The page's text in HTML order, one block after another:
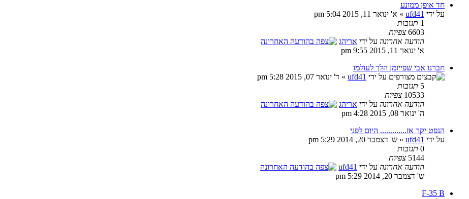
חד אופן ממונע
על ידי ufd41 » א' ינואר 11, 2015 5:04 pm
1 תגובות
6603 צפיות
הודעה אחרונה על ידי אריהג
א' ינואר 11, 2015 9:55 pm
חברנו אבי שפייזמן הלך לעולמו
על ידי ufd41 » ד' ינואר 07, 2015 5:28 pm
5 תגובות
10533 צפיות
הודעה אחרונה על ידי אריהג
ה' ינואר 08, 2015 4:28 pm
הנפט יקר אז............. היום לפני
על ידי ufd41 » ש' דצמבר 20, 2014 5:29 pm
0 תגובות
5144 צפיות
הודעה אחרונה על ידי ufd41
ש' דצמבר 20, 2014 5:29 pm
F-35 B